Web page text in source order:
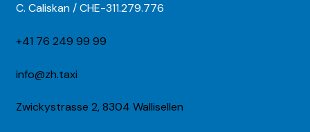
C. Caliskan / CHE-311.279.776
+41 76 249 99 99
info@zh.taxi
Zwickystrasse 2, 8304 Wallisellen